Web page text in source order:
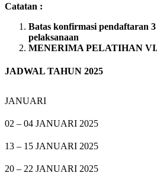
Catatan :
Batas konfirmasi pendaftaran
pelaksanaan
MENERIMA PELATIHAN
JADWAL TAHUN 2025
JANUARI
02 – 04 JANUARI 2025
13 – 15 JANUARI 2025
20 – 22 JANUARI 2025